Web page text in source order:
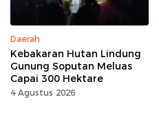
Daerah
Kebakaran Hutan Lindung
Gunung Soputan Meluas
Capai 300 Hektare
4 Agustus 2026